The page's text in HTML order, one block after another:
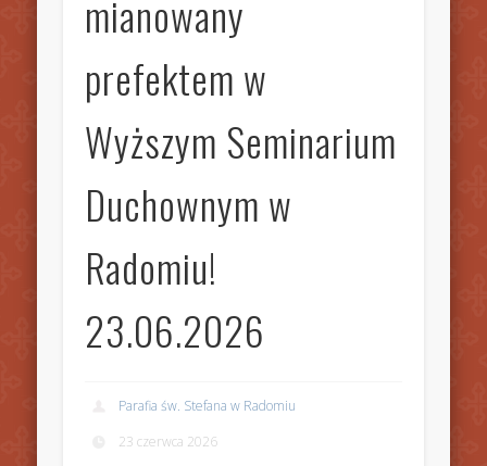
mianowany
prefektem w
Wyższym Seminarium
Duchownym w
Radomiu!
23.06.2026
Parafia św. Stefana w Radomiu
23 czerwca 2026